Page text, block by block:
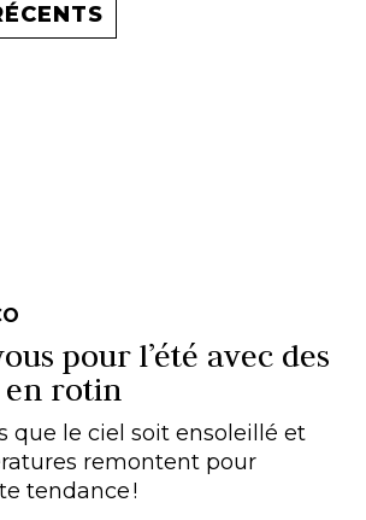
pour l’été avec des
rotin
que le ciel soit ensoleillé et
remontent pour
tendance !